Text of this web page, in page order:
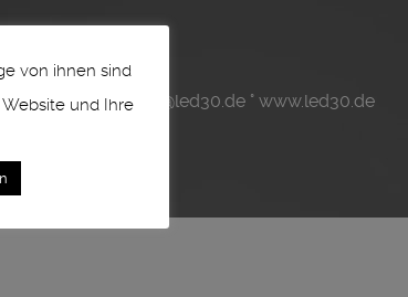
966 - 0 ° vertrieb@led30.de ° www.led30.de
von ihnen sind
und Ihre